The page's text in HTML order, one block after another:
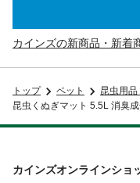
カインズの新商品・新着
トップ ペット 昆虫用
昆虫くぬぎマット 5.5L 消臭
カインズオンラインショ